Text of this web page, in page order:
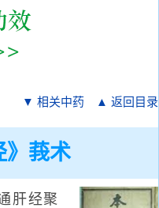
▼ 相关中药 ▲ 返回目录
》莪术
肝经聚